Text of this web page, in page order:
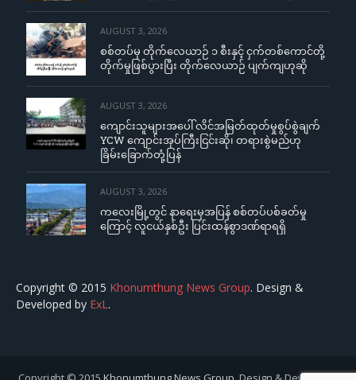
AUGUST 3, 2026
စစ်တပ်မှ တိုက်လေယာဉ် ၁ စီးနှင့် ငှက်တစ်ကောင်တို့
တိုက်မှုဖြစ်ပွားပြီး တိုက်လေယာဉ် ပျက်ကျဟုဆို
AUGUST 3, 2026
ကျောင်းသူများအပေါ် လိင်အမြတ်ထုတ်မှုစွပ်စွဲချက်
YCW ကျောင်းအုပ်ကြီးငြင်းဆို၊ တရားစွဲမည်ဟု
ခြိမ်းခြောက်တုံ့ပြန်
AUGUST 3, 2026
ကလေးမြို့တွင် နာရေးမှအပြန် စစ်တပ်ပစ်ခတ်မှု
ကြောင့် လူငယ်နှစ်ဦး ပြင်းထန်စွာဒဏ်ရာရရှိ
Copyright © 2015 Khonumthung News Group. Design &
Developed by ExL.